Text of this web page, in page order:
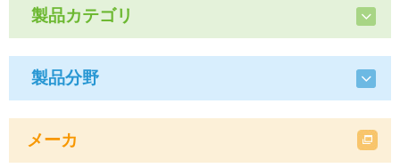
製品カテゴリ
製品分野
メーカ